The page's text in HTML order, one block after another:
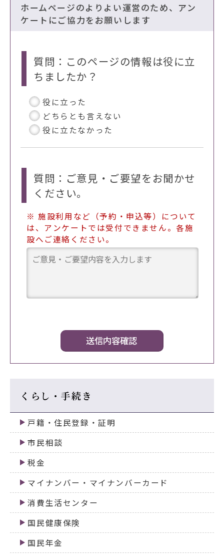
ホームページのよりよい運営のため、アン
ケートにご協力をお願いします
質問：このページの情報は役に立
ちましたか？
役に立った
どちらとも言えない
役に立たなかった
質問：ご意見・ご要望をお聞かせ
ください。
※ 施設利用など（予約・申込等）について
は、アンケートでは受付できません。各施
設へご連絡ください。
くらし・手続き
戸籍・住民登録・証明
市民相談
税金
マイナンバー・マイナンバーカード
消費生活センター
国民健康保険
国民年金